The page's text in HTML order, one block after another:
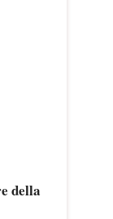
della